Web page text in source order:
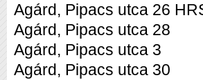
Agárd, Pipacs utca 26
Agárd, Pipacs utca 28
Agárd, Pipacs utca 3
Agárd, Pipacs utca 30